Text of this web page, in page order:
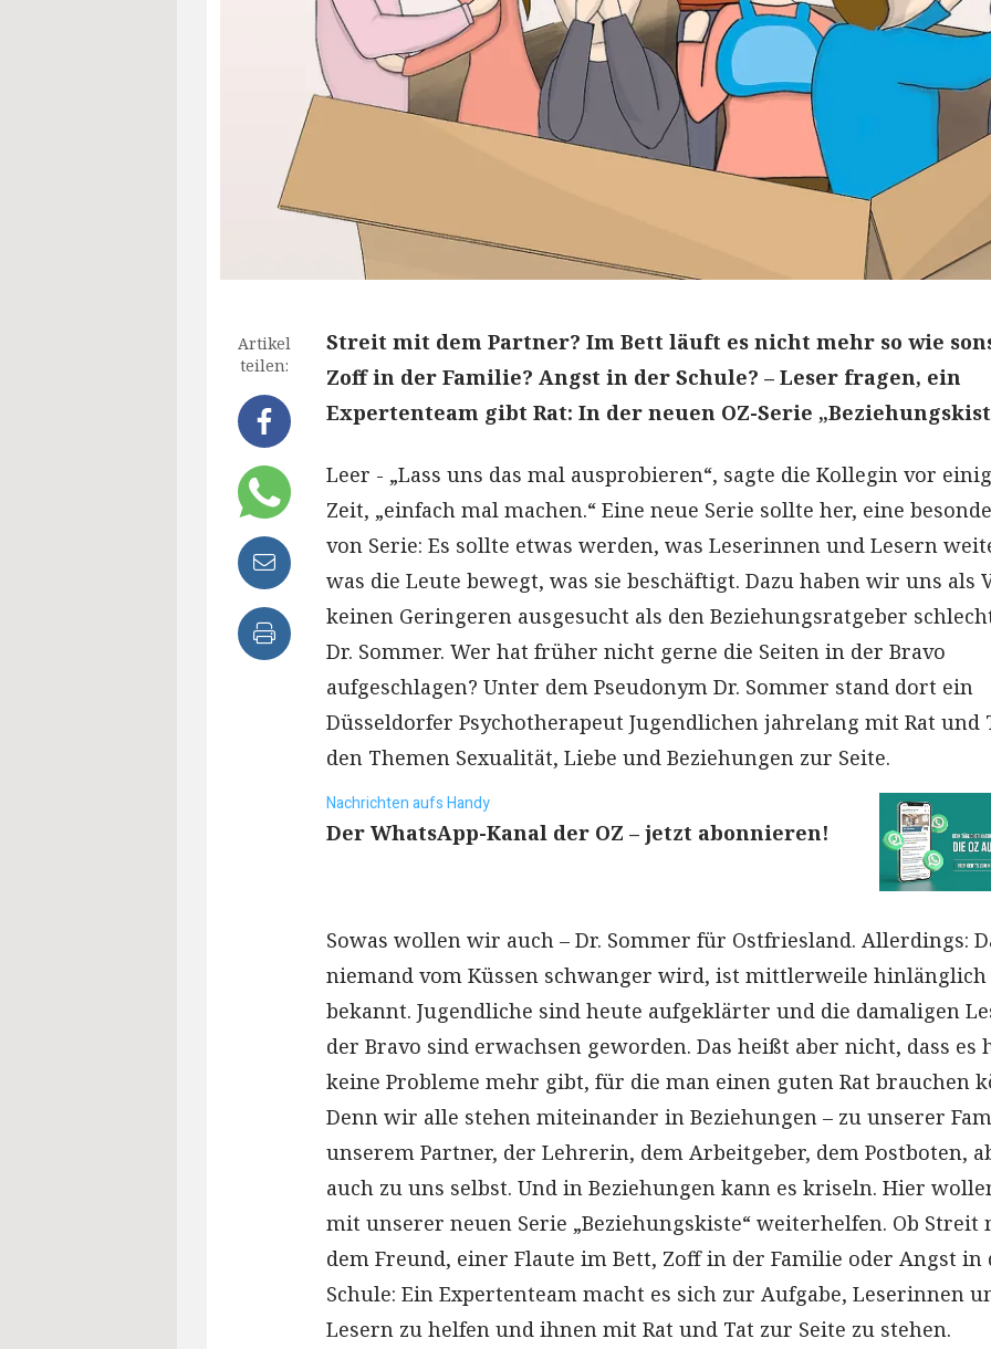
Artikel
teilen:
Streit mit dem Partner? Im Bett läuft es nicht mehr so wie
Zoff in der Familie? Angst in der Schule? – Leser fragen, ein
Expertenteam gibt Rat: In der neuen OZ-Serie
Leer - „Lass uns das mal ausprobieren“, sagte die Kollegin vor
Zeit, „einfach mal machen.“ Eine neue Serie sollte her, eine
von Serie: Es sollte etwas werden, was Leserinnen und Lesern
was die Leute bewegt, was sie beschäftigt. Dazu haben wir uns als
keinen Geringeren ausgesucht als den Beziehungsratgeber
Dr. Sommer. Wer hat früher nicht gerne die Seiten in der Bravo
aufgeschlagen? Unter dem Pseudonym Dr. Sommer stand dort ein
Düsseldorfer Psychotherapeut Jugendlichen jahrelang mit Rat und
den Themen Sexualität, Liebe und Beziehungen zur Seite.
Nachrichten aufs Handy
Der WhatsApp-Kanal der OZ – jetzt abonnieren!
Sowas wollen wir auch – Dr. Sommer für Ostfriesland. Allerdings:
niemand vom Küssen schwanger wird, ist mittlerweile hinlänglich
bekannt. Jugendliche sind heute aufgeklärter und die damaligen
der Bravo sind erwachsen geworden. Das heißt aber nicht, dass es
keine Probleme mehr gibt, für die man einen guten Rat brauchen
Denn wir alle stehen miteinander in Beziehungen – zu unserer
unserem Partner, der Lehrerin, dem Arbeitgeber, dem Postboten,
auch zu uns selbst. Und in Beziehungen kann es kriseln. Hier
mit unserer neuen Serie „Beziehungskiste“ weiterhelfen. Ob Streit
dem Freund, einer Flaute im Bett, Zoff in der Familie oder Angst in
Schule: Ein Expertenteam macht es sich zur Aufgabe, Leserinnen
Lesern zu helfen und ihnen mit Rat und Tat zur Seite zu stehen.